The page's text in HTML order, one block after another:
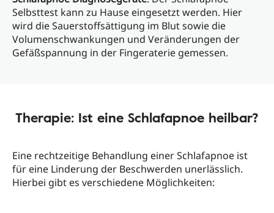
Selbsttest kann zu Hause eingesetzt werden. Hier
wird die Sauerstoffsättigung im Blut sowie die
Volumenschwankungen und Veränderungen der
Gefäßspannung in der Fingeraterie gemessen.
Therapie: Ist eine Schlafapnoe heilbar?
Eine rechtzeitige Behandlung einer Schlafapnoe ist
für eine Linderung der Beschwerden unerlässlich.
Hierbei gibt es verschiedene Möglichkeiten: